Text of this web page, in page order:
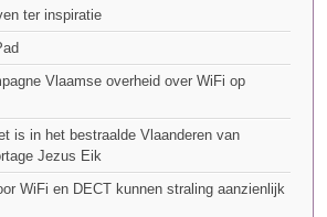
ter inspiratie
Vlaamse overheid over WiFi op
is in het bestraalde Vlaanderen van
Jezus Eik
WiFi en DECT kunnen straling aanzienlijk